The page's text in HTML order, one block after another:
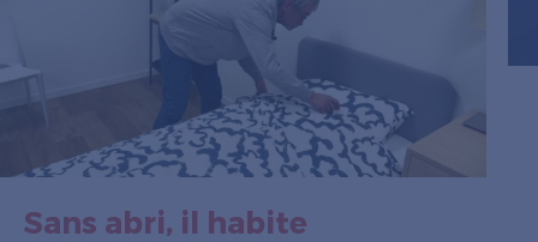
Sans abri, il habite